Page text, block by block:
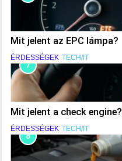
Mit jelent az EPC lámpa?
ÉRDESSÉGEK TECH/IT
7
Mit jelent a check engine?
ÉRDESSÉGEK TECH/IT
8